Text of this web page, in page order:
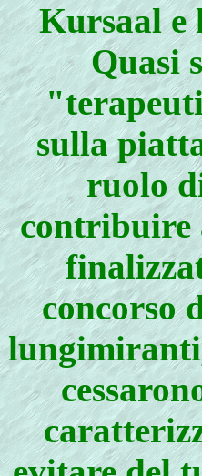
Kursaal e
Quasi
sulla
ruolo
contribuire
concorso